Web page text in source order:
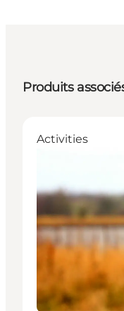
Produits
Activities